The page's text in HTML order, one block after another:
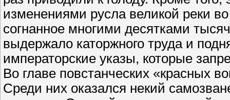
изменениями русла великой реки
согнанное многими десятками
выдержало каторжного труда и
императорские указы, которые
Во главе повстанческих «красных
Среди них оказался некий